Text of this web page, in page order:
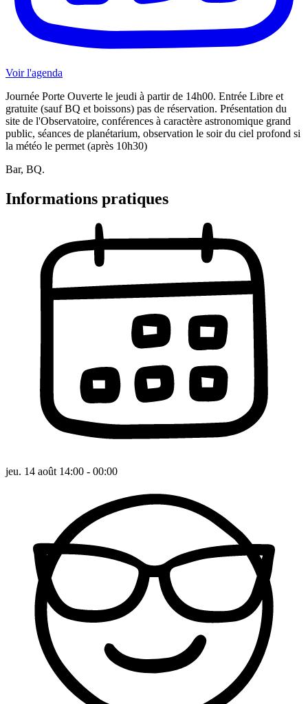
Voir l'agenda
Journée Porte Ouverte le jeudi à partir de 14h00. Entrée Libre et
gratuite (sauf BQ et boissons) pas de réservation. Présentation du
site de l'Observatoire, conférences à caractère astronomique grand
public, séances de planétarium, observation le soir du ciel profond si
la météo le permet (après 10h30)
Bar, BQ.
Informations pratiques
jeu. 14 août 14:00 - 00:00